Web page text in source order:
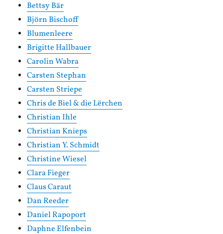
Bettsy Bär
Björn Bischoff
Blumenleere
Brigitte Hallbauer
Carolin Wabra
Carsten Stephan
Carsten Striepe
Chris de Biel & die Lërchen
Christian Ihle
Christian Knieps
Christian Y. Schmidt
Christine Wiesel
Clara Fieger
Claus Caraut
Dan Reeder
Daniel Rapoport
Daphne Elfenbein